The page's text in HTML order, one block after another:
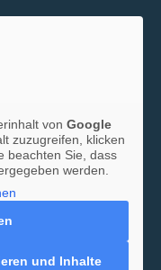
von Google
zuzugreifen, klicken
beachten Sie, dass
werden.
und Inhalte